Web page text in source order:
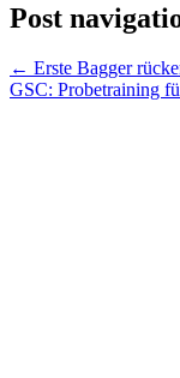
Post
← Erste Bagger
GSC: Probetraining